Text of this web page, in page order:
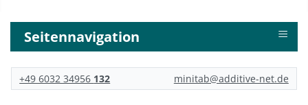
Seitennavigation ≡
+49 6032 34956 132 minitab@additive-net.de